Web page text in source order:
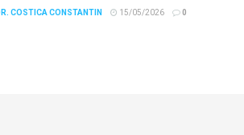
COSTICA CONSTANTIN 15/05/2026 0